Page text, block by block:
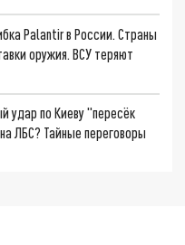
Palantir в России. Страны
оружия. ВСУ теряют
удар по Киеву "пересёк
ЛБС? Тайные переговоры